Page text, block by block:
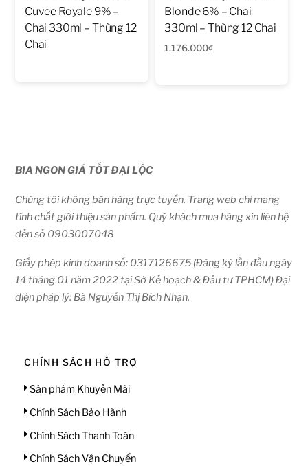
Cuvee Royale 9% –
Chai 330ml – Thùng 12
Chai
Blonde 6% – Chai
330ml – Thùng 12 Chai
1.176.000₫
BIA NGON GIÁ TỐT ĐẠI LỘC
Chúng tôi không bán hàng trực tuyến. Trang web chỉ mang
tính chất giới thiệu sản phẩm. Quý khách mua hàng xin liên hệ
đến số 0903007048
Giấy phép kinh doanh số: 0317126675 (Đăng ký lần đầu ngày
14 tháng 01 năm 2022 tại Sở Kế hoạch & Đầu tư TPHCM) Đại
diện pháp lý: Bà Nguyễn Thị Bích Nhạn.
CHÍNH SÁCH HỖ TRỢ
Sản phẩm Khuyến Mãi
Chính Sách Bảo Hành
Chính Sách Thanh Toán
Chính Sách Vận Chuyển